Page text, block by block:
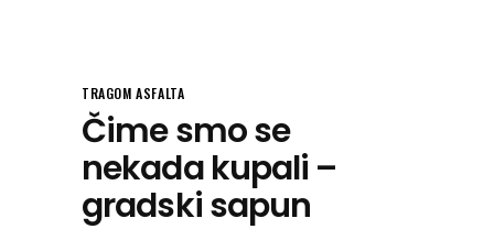
TRAGOM ASFALTA
Čime smo se
nekada kupali –
gradski sapun